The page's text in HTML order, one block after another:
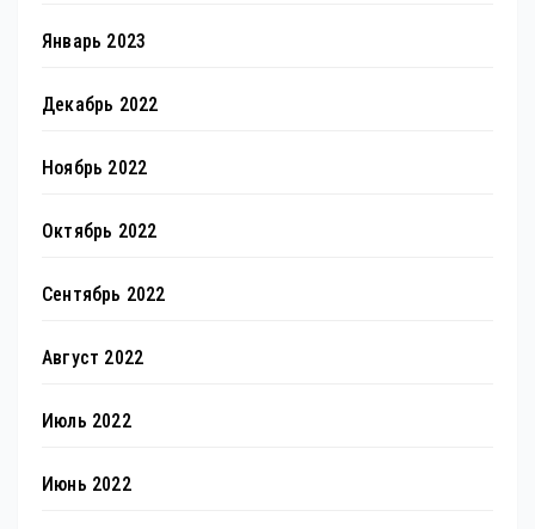
Январь 2023
Декабрь 2022
Ноябрь 2022
Октябрь 2022
Сентябрь 2022
Август 2022
Июль 2022
Июнь 2022